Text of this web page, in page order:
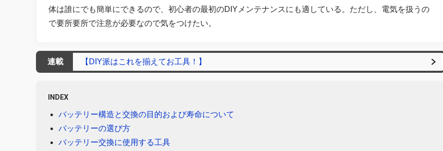
体は誰にでも簡単にできるので、初心者の最初のDIYメンテナンスにも適している。ただし、電気を扱うの
で要所要所で注意が必要なので気をつけたい。
連載 【DIY派はこれを揃えてお工具！】
INDEX
バッテリー構造と交換の目的および寿命について
バッテリーの選び方
バッテリー交換に使用する工具